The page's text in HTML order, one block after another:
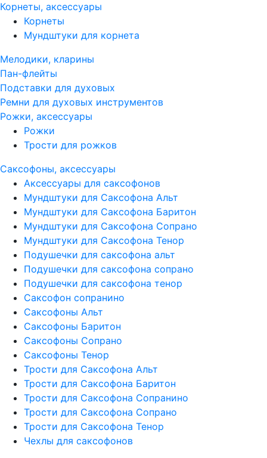
Корнеты, аксессуары
Корнеты
Мундштуки для корнета
Мелодики, кларины
Пан-флейты
Подставки для духовых
Ремни для духовых инструментов
Рожки, аксессуары
Рожки
Трости для рожков
Саксофоны, аксессуары
Аксессуары для саксофонов
Мундштуки для Саксофона Альт
Мундштуки для Саксофона Баритон
Мундштуки для Саксофона Сопрано
Мундштуки для Саксофона Тенор
Подушечки для саксофона альт
Подушечки для саксофона сопрано
Подушечки для саксофона тенор
Саксофон сопранино
Саксофоны Альт
Саксофоны Баритон
Саксофоны Сопрано
Саксофоны Тенор
Трости для Саксофона Альт
Трости для Саксофона Баритон
Трости для Саксофона Сопранино
Трости для Саксофона Сопрано
Трости для Саксофона Тенор
Чехлы для саксофонов